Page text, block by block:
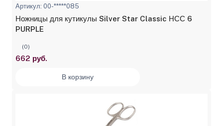
Артикул: 00-*****085
Ножницы для кутикулы Silver Star Classic НСС 6
PURPLE
(0)
662 руб.
В корзину